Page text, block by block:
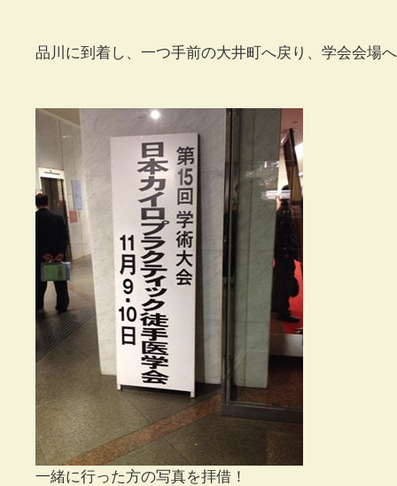
品川に到着し、一つ手前の大井町へ戻り、学会会場
一緒に行った方の写真を拝借！